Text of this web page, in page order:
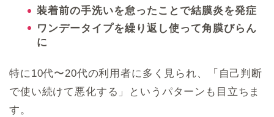
装着前の手洗いを怠ったことで結膜炎を発症
ワンデータイプを繰り返し使って角膜びらん
に
特に10代〜20代の利用者に多く見られ、「自己判断
で使い続けて悪化する」というパターンも目立ちま
す。